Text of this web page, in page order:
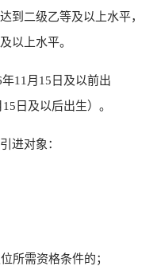
到二级乙等及以上水平，
以上水平。
11月15日及以前出
日及以后出生）。
进对象：
所需资格条件的；